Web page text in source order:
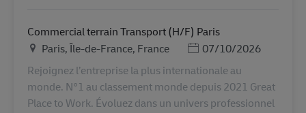
Commercial terrain Transport (H/F) Paris
สถานที่
Paris, Île-de-France, France Posted Date
07/10/2026
Rejoignez l’entreprise la plus internationale au
monde. N°1 au classement monde depuis 2021 Great
Place to Work. Évoluez dans un univers professionnel